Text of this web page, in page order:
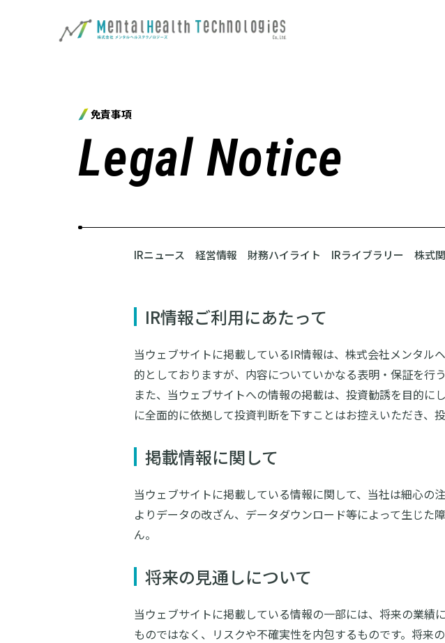
免責事項
Legal Notice
IRニュース 経営情報 財務ハイライト IRライブラリー 株式
IR情報ご利用にあたって
当ウェブサイトに掲載しているIR情報は、株式会社メンタル
的としておりますが、内容についていかなる表明・保証を行
また、当ウェブサイトへの情報の掲載は、投資勧誘を目的
に全面的に依拠して投資判断を下すことはお控えいただき、
掲載情報に関して
当ウェブサイトに掲載している情報に関して、当社は細心の
よりデータの改ざん、データダウンロード等によって生じ
ん。
将来の見通しについて
当ウェブサイトに掲載している情報の一部には、将来の業績
ものではなく、リスクや不確実性を内包するものです。将来